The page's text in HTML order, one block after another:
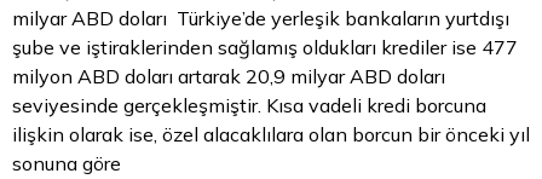
milyar ABD doları Türkiye’de yerleşik bankaların yurtdışı
şube ve iştiraklerinden sağlamış oldukları krediler ise 477
milyon ABD doları artarak 20,9 milyar ABD doları
seviyesinde gerçekleşmiştir. Kısa vadeli kredi borcuna
ilişkin olarak ise, özel alacaklılara olan borcun bir önceki yıl
sonuna göre